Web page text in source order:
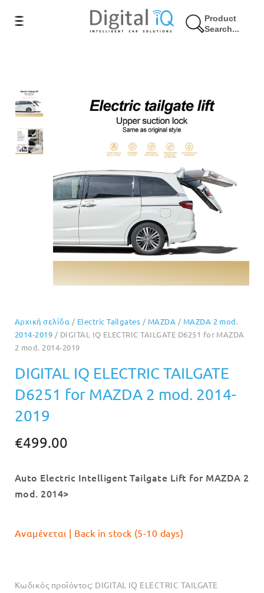
Product
Search...
Αρχική σελίδα / Electric Tailgates / MAZDA / MAZDA 2 mod.
2014-2019 / DIGITAL IQ ELECTRIC TAILGATE D6251 for MAZDA
2 mod. 2014-2019
DIGITAL IQ ELECTRIC TAILGATE
D6251 for MAZDA 2 mod. 2014-
2019
€499.00
Auto Electric Intelligent Tailgate Lift for MAZDA 2
mod. 2014>
Αναμένεται | Back in stock (5-10 days)
Κωδικός προϊόντος: DIGITAL IQ ELECTRIC TAILGATE